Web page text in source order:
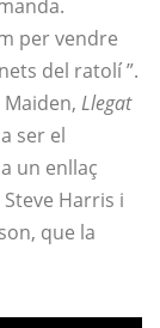
per vendre
del ratolí ”.
Llegat
ser el
un enllaç
Harris i
que la